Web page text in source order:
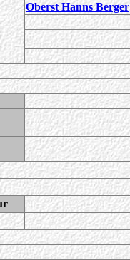
Oberst Hanns Berger